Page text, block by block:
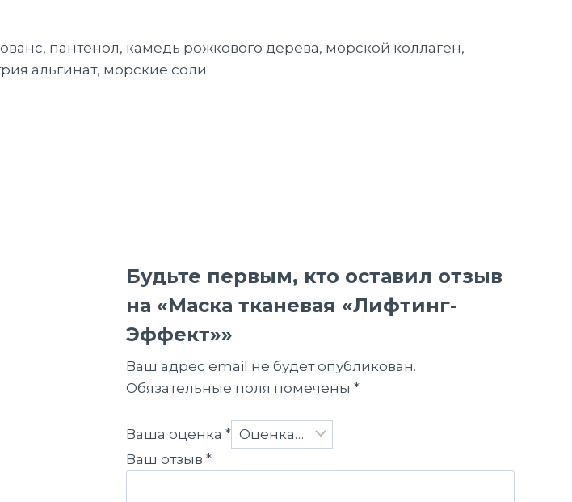
пантенол, камедь рожкового дерева, морской коллаген,
альгинат, морские соли.
Будьте первым, кто оставил отзыв
на «Маска тканевая «Лифтинг-
Эффект»»
Ваш адрес email не будет опубликован.
Обязательные поля помечены*
Ваша оценка*
Ваш отзыв*